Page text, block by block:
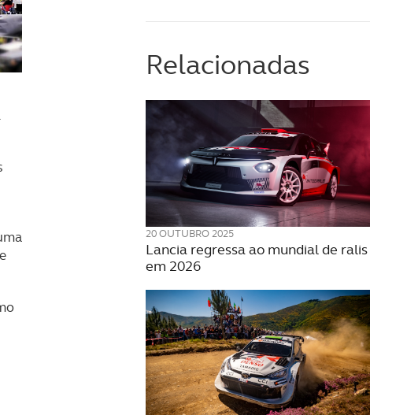
Relacionadas
20 OUTUBRO 2025
Lancia regressa ao mundial de ralis
em 2026